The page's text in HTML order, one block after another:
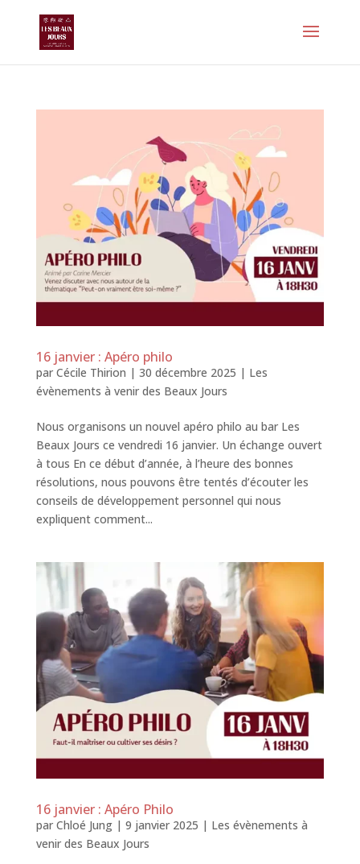
16 janvier : Apéro philo
par Cécile Thirion | 30 décembre 2025 | Les
évènements à venir des Beaux Jours
Nous organisons un nouvel apéro philo au bar Les
Beaux Jours ce vendredi 16 janvier. Un échange ouvert
à tous En ce début d’année, à l’heure des bonnes
résolutions, nous pouvons être tentés d’écouter les
conseils de développement personnel qui nous
expliquent comment...
16 janvier : Apéro Philo
par Chloé Jung| 9 janvier 2025 | Les évènements à
venir des Beaux Jours